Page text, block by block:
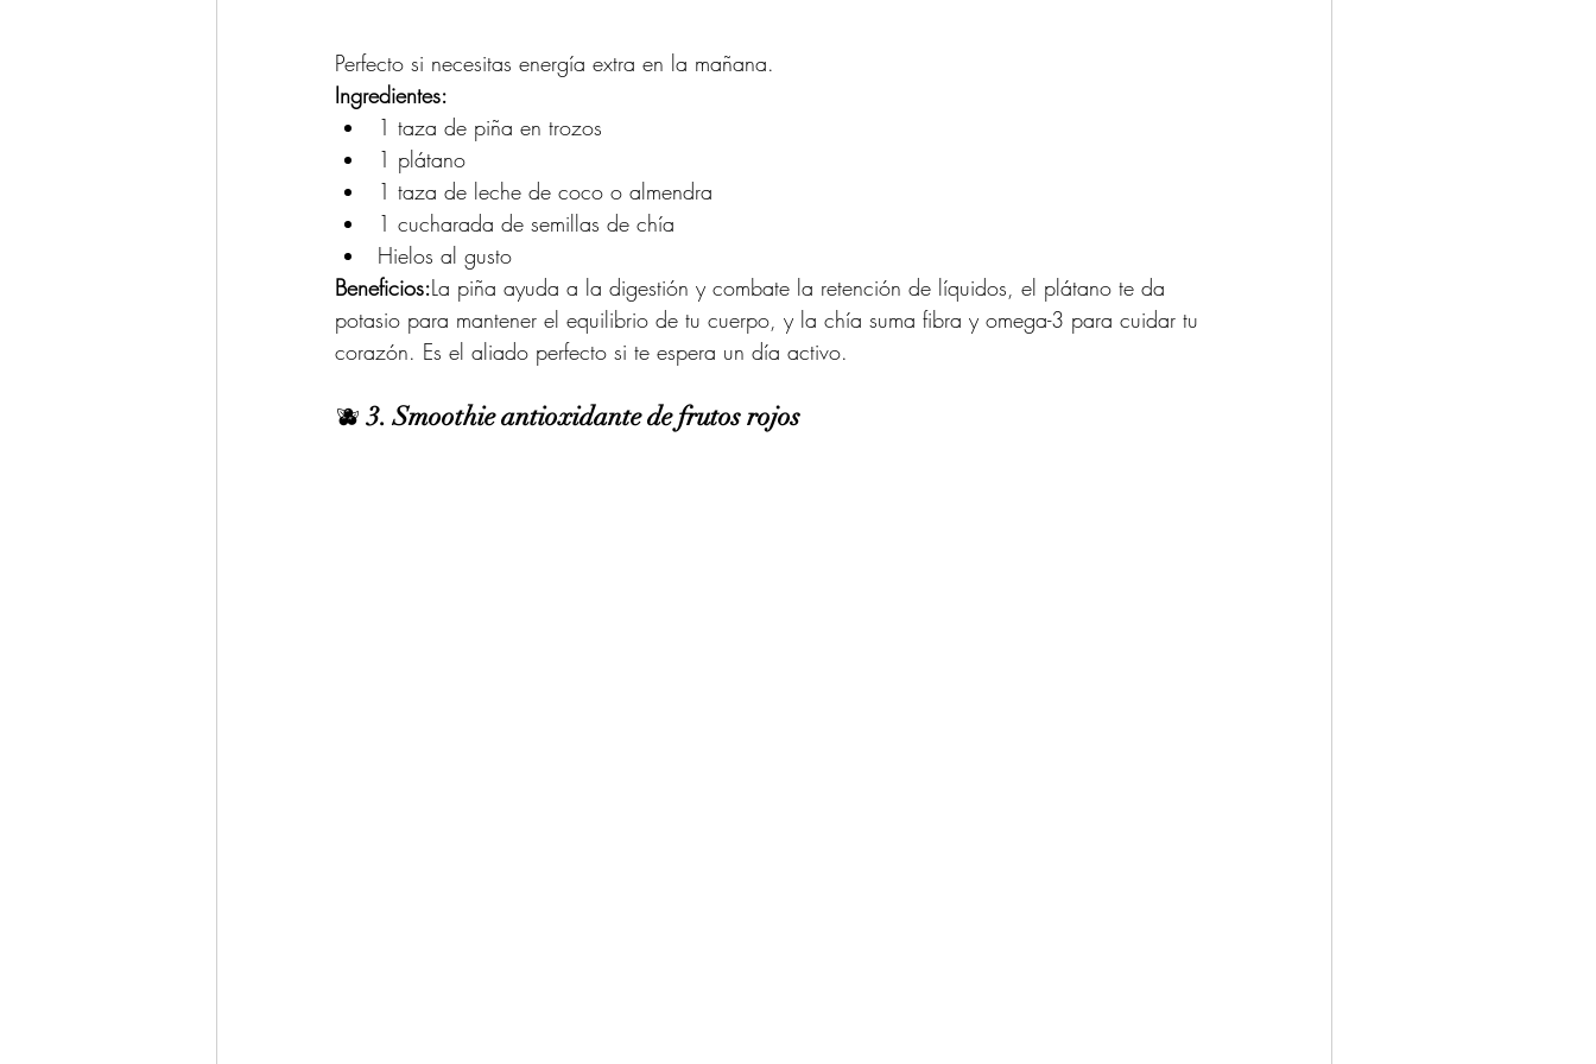
Perfecto si necesitas energía extra en la mañana.
Ingredientes:
1 taza de piña en trozos
1 plátano
1 taza de leche de coco o almendra
1 cucharada de semillas de chía
Hielos al gusto
Beneficios:La piña ayuda a la digestión y combate la retención de líquidos, el plátano te da
potasio para mantener el equilibrio de tu cuerpo, y la chía suma fibra y omega-3 para cuidar tu
corazón. Es el aliado perfecto si te espera un día activo.
🫐 3. Smoothie antioxidante de frutos rojos